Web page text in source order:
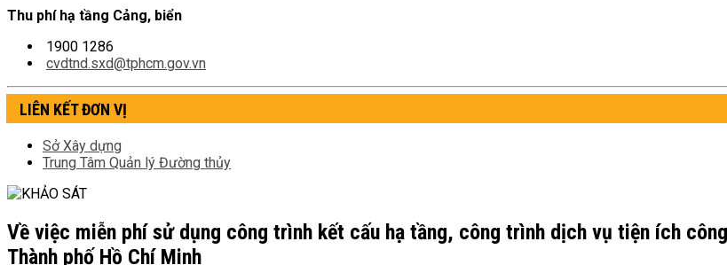
Thu phí hạ tầng Cảng, biển
1900 1286
cvdtnd.sxd@tphcm.gov.vn
LIÊN KẾT ĐƠN VỊ
Sở Xây dựng
Trung Tâm Quản lý Đường thủy
Về việc miễn phí sử dụng công trình kết cấu hạ tầng, công trình dịch vụ tiện ích
Thành phố Hồ Chí Minh